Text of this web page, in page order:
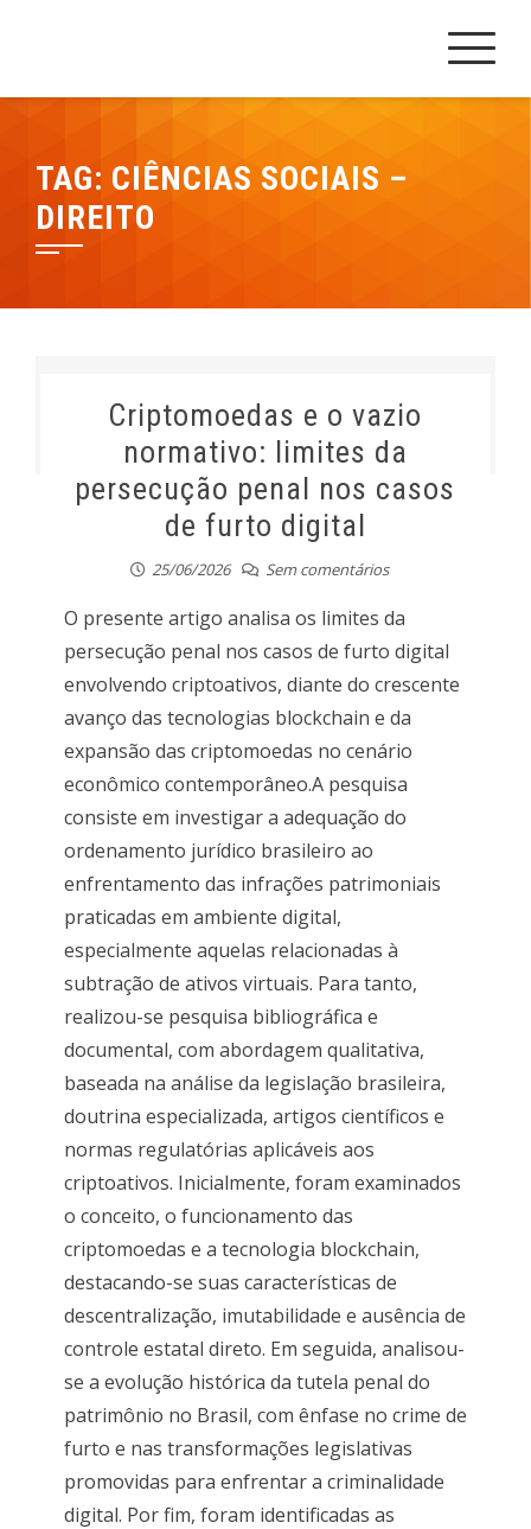
TAG: CIÊNCIAS SOCIAIS –
DIREITO
Criptomoedas e o vazio
normativo: limites da
persecução penal nos casos
de furto digital
25/06/2026 Sem comentários
O presente artigo analisa os limites da
persecução penal nos casos de furto digital
envolvendo criptoativos, diante do crescente
avanço das tecnologias blockchain e da
expansão das criptomoedas no cenário
econômico contemporâneo.A pesquisa
consiste em investigar a adequação do
ordenamento jurídico brasileiro ao
enfrentamento das infrações patrimoniais
praticadas em ambiente digital,
especialmente aquelas relacionadas à
subtração de ativos virtuais. Para tanto,
realizou-se pesquisa bibliográfica e
documental, com abordagem qualitativa,
baseada na análise da legislação brasileira,
doutrina especializada, artigos científicos e
normas regulatórias aplicáveis aos
criptoativos. Inicialmente, foram examinados
o conceito, o funcionamento das
criptomoedas e a tecnologia blockchain,
destacando-se suas características de
descentralização, imutabilidade e ausência de
controle estatal direto. Em seguida, analisou-
se a evolução histórica da tutela penal do
patrimônio no Brasil, com ênfase no crime de
furto e nas transformações legislativas
promovidas para enfrentar a criminalidade
digital. Por fim, foram identificadas as